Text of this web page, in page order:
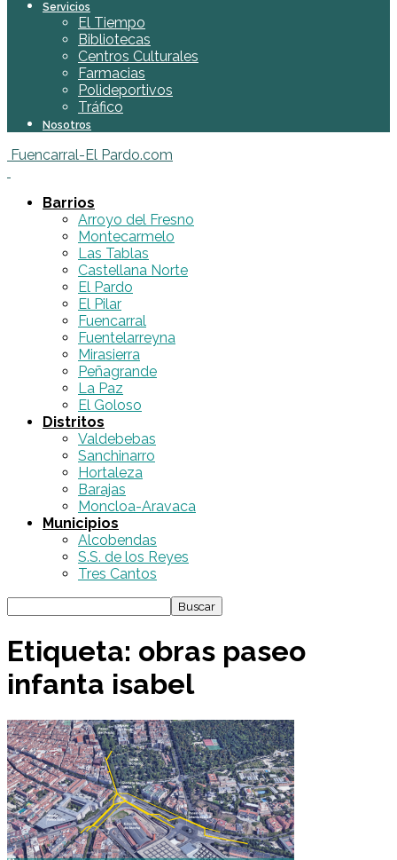
Servicios
El Tiempo
Bibliotecas
Centros Culturales
Farmacias
Polideportivos
Tráfico
Nosotros
Fuencarral-El Pardo.com
Barrios
Arroyo del Fresno
Montecarmelo
Las Tablas
Castellana Norte
El Pardo
El Pilar
Fuencarral
Fuentelarreyna
Mirasierra
Peñagrande
La Paz
El Goloso
Distritos
Valdebebas
Sanchinarro
Hortaleza
Barajas
Moncloa-Aravaca
Municipios
Alcobendas
S.S. de los Reyes
Tres Cantos
Etiqueta: obras paseo
infanta isabel